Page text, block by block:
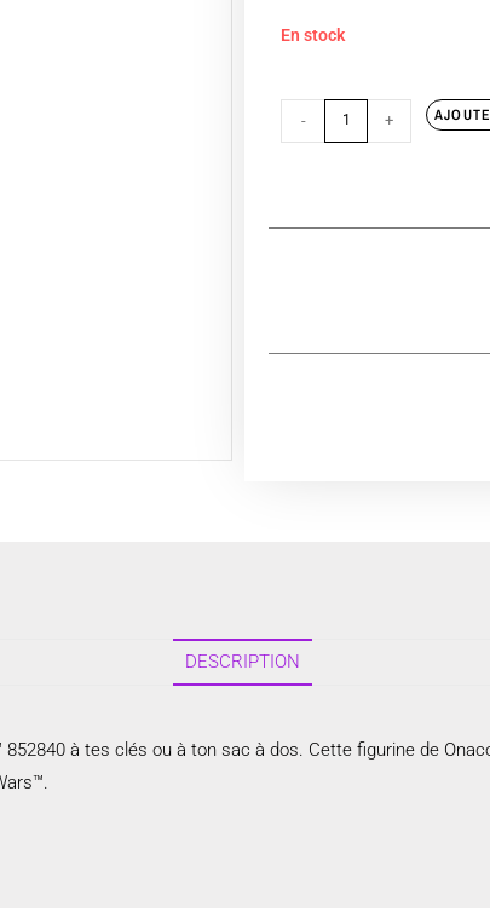
En stock
- +
DESCRIPTION
à tes clés ou à ton sac à dos. Cette figurine de